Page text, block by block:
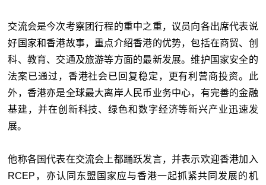
交流会是今次考察团行程的重中之重，议员向各出席代表说
好国家和香港故事，重点介绍香港的优势，包括在商贸、创
科、教育、交通及旅游等方面的最新发展。维护国家安全的
法案已通过，香港社会已回复稳定，更有利营商投资。此
外，香港亦是全球最大离岸人民币业务中心，有完善的金融
基建，并在创新科技、绿色和数字经济等新兴产业迅速发
展。
他称各国代表在交流会上都踊跃发言，并表示欢迎香港加入
RCEP，亦认同东盟国家应与香港一起抓紧共同发展的机